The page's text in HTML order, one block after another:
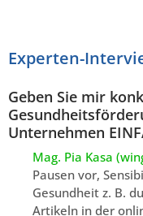
Experten-
Geben Sie mir
Unternehmen
Mag. Pia Kasa
Pausen vor,
Gesundheit z. B.
Artikeln in der